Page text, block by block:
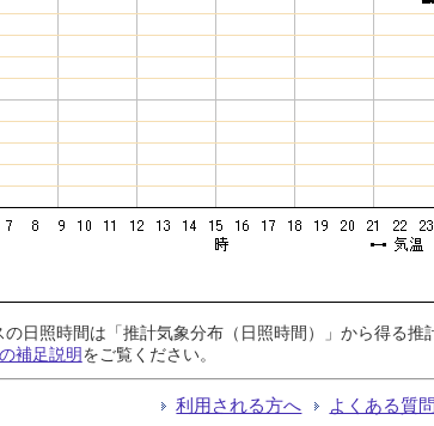
日照時間は「推計気象分布（日照時間）」から得る
補足説明をご覧ください。
利用される方へ よくある質